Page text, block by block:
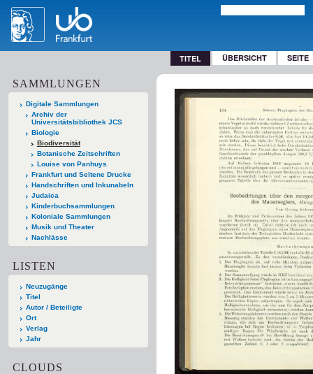
TITEL ÜBERSICHT SEITE
SAMMLUNGEN
Digitale Sammlungen
Archiv der
Universitätsbibliothek JCS
Biologie
Biodiversität
Botanische Zeitschriften
Louise von Panhuys
Frankfurt und Seltene Drucke
Handschriften und Inkunabeln
Judaica
Kinderbuchsammlungen
Koloniale Sammlungen
Musik und Theater
Nachlässe
LISTEN
Neuzugänge
Titel
Autor / Beteiligte
Ort
Verlag
Jahr
CLOUDS